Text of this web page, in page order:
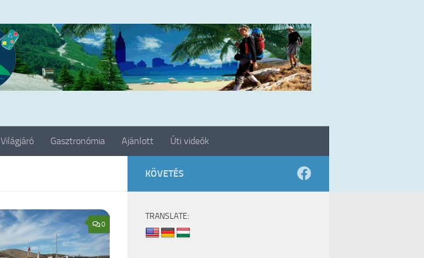
Világjáró Gasztronómia Ajánlott Úti videók
0
KÖVETÉS
TRANSLATE: